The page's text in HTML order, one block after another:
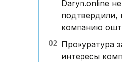
Астанада ер адам
тұтатқан
тұрақта тұрған
жіберген
10:15, 06 Тамыз 2026
Daryn.online не
подтвердили,
компанию
02 Прокуратура
интересы